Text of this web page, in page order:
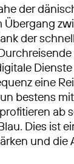
der
Übergang
der
eine
bestens
ab
Dies ist
und